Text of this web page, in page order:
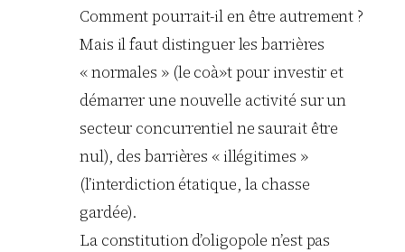
Comment pourrait-il en être autrement ?
Mais il faut distinguer les barrières
« normales » (le coà»t pour investir et
démarrer une nouvelle activité sur un
secteur concurrentiel ne saurait être
nul), des barrières « illégitimes »
(l’interdiction étatique, la chasse
gardée).
La constitution d’oligopole n’est pas